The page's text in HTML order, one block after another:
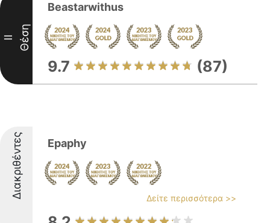
II Θέση
Beastarwithus
9.7 (87)
Διακριθέντες Epaphy
Δείτε περισσότερα >>